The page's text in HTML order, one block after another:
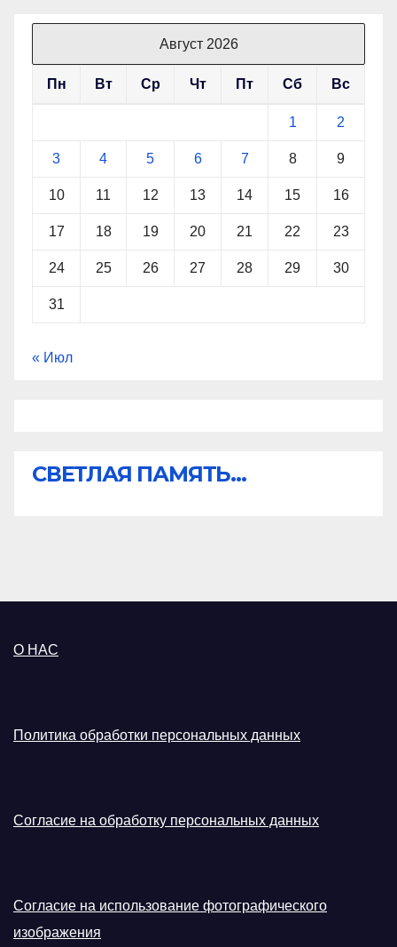
Август 2026
Пн Вт Ср Чт Пт Сб Вс
1 2
3 4 5 6 7 8 9
10 11 12 13 14 15 16
17 18 19 20 21 22 23
24 25 26 27 28 29 30
31
« Июл
СВЕТЛАЯ ПАМЯТЬ...
О НАС
Политика обработки персональных данных
Согласие на обработку персональных данных
Согласие на использование фотографического
изображения